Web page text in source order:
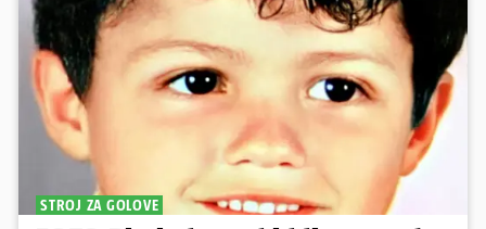
STROJ ZA GOLOVE